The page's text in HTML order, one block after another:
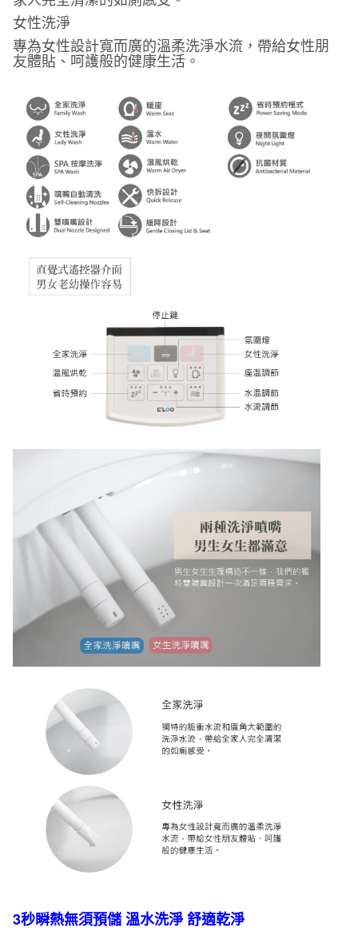
女性洗淨
專為女性設計寬而廣的溫柔洗淨水流，帶給女性朋
友體貼、呵護般的健康生活。
3秒瞬熱無須預儲 溫水洗淨 舒適乾淨